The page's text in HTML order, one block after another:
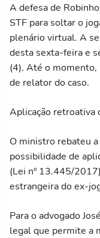
A defesa de
STF para soltar o
plenário virtual. A
desta sexta-feira e
(4). Até o momento,
de relator do caso.
Aplicação retroativa
O ministro rebateu
possibilidade de
(Lei nº 13.445/
estrangeira do ex-
Para o advogado
legal que permite a